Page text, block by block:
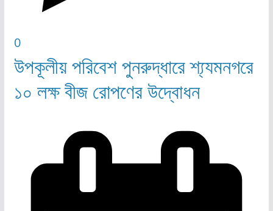
0
উপকূলীয় পরিবেশ পুনরুদ্ধারে শ্য্যমনগরে
১০ লক্ষ বীজ রোপণের উদ্বোধন